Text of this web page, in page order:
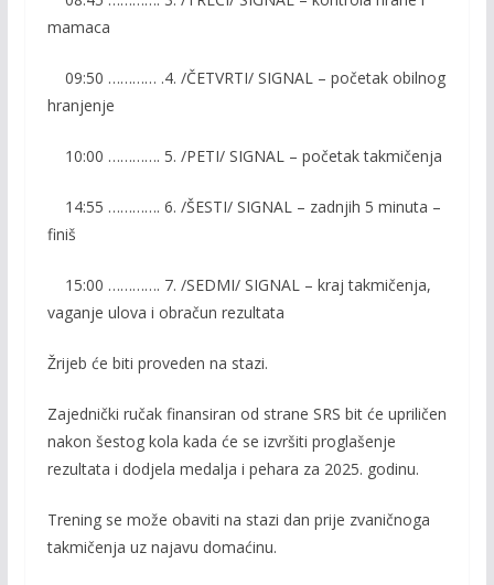
mamaca
09:50 ………… .4. /ČETVRTI/ SIGNAL – početak obilnog
hranjenje
10:00 …………. 5. /PETI/ SIGNAL – početak takmičenja
14:55 …………. 6. /ŠESTI/ SIGNAL – zadnjih 5 minuta –
finiš
15:00 …………. 7. /SEDMI/ SIGNAL – kraj takmičenja,
vaganje ulova i obračun rezultata
Žrijeb će biti proveden na stazi.
Zajednički ručak finansiran od strane SRS bit će upriličen
nakon šestog kola kada će se izvršiti proglašenje
rezultata i dodjela medalja i pehara za 2025. godinu.
Trening se može obaviti na stazi dan prije zvaničnoga
takmičenja uz najavu domaćinu.